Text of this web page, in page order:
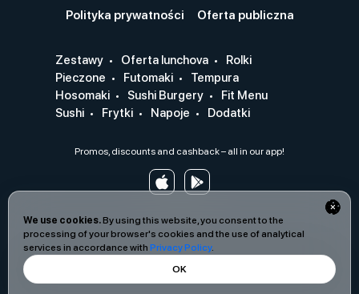
We use cookies.By using this website, you consent to the
processing of your browser's cookies and the use of analytical
services in accordance with Privacy Policy.
OK
Polityka prywatności Oferta publiczna
Zestawy Oferta lunchova
Rolki
Pieczone
Futomaki
Tempura
Hosomaki
Sushi Burgery
Fit Menu
Sushi
Frytki Napoje Dodatki
Promos, discounts and cashback – all in our app!